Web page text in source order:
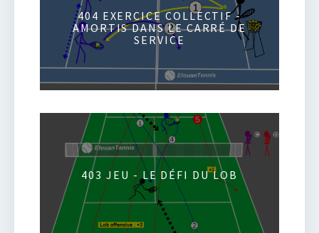
404 EXERCICE COLLECTIF -
AMORTIS DANS LE CARRÉ DE
SERVICE
403 JEU - LE DÉFI DU LOB